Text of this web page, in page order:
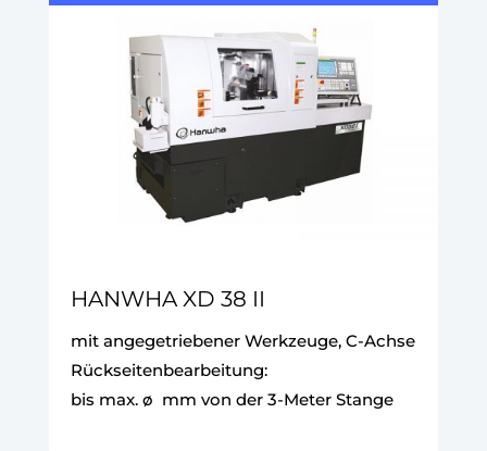
HANWHA XD 38 II
mit angegetriebener Werkzeuge, C-Achse
Rückseitenbearbeitung:
bis max. ø mm von der 3-Meter Stange